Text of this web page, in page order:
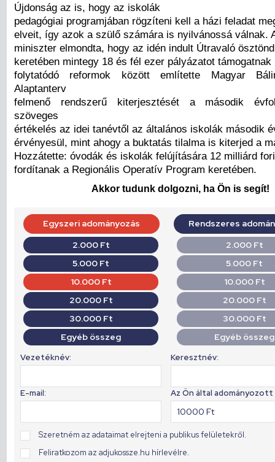
Újdonság az is, hogy az iskolák
pedagógiai programjában rögzíteni kell a házi feladat
elveit, így azok a szülő számára is nyilvánossá válnak.
miniszter elmondta, hogy az idén indult Útravaló
keretében mintegy 18 és fél ezer pályázatot támogatnak
folytatódó reformok között említette Magyar
Alaptanterv
felmenő rendszerű kiterjesztését a második
szöveges
értékelés az idei tanévtől az általános iskolák második
érvényesül, mint ahogy a buktatás tilalma is kiterjed a
Hozzátette: óvodák és iskolák felújítására 12 milliárd
fordítanak a Regionális Operatív Program keretében.
Akkor tudunk dolgozni, ha Ön is segít!